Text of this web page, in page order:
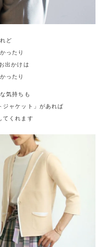
ど
ったり
出かけは
ったり
気持ちも
ジャケット」があれば
てくれます